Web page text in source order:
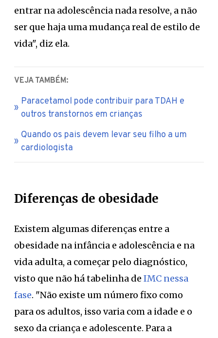
entrar na adolescência nada resolve, a não
ser que haja uma mudança real de estilo de
vida", diz ela.
VEJA TAMBÉM:
Paracetamol pode contribuir para TDAH e
outros transtornos em crianças
Quando os pais devem levar seu filho a um
cardiologista
Diferenças de obesidade
Existem algumas diferenças entre a
obesidade na infância e adolescência e na
vida adulta, a começar pelo diagnóstico,
visto que não há tabelinha de IMC nessa
fase. "Não existe um número fixo como
para os adultos, isso varia com a idade e o
sexo da criança e adolescente. Para a